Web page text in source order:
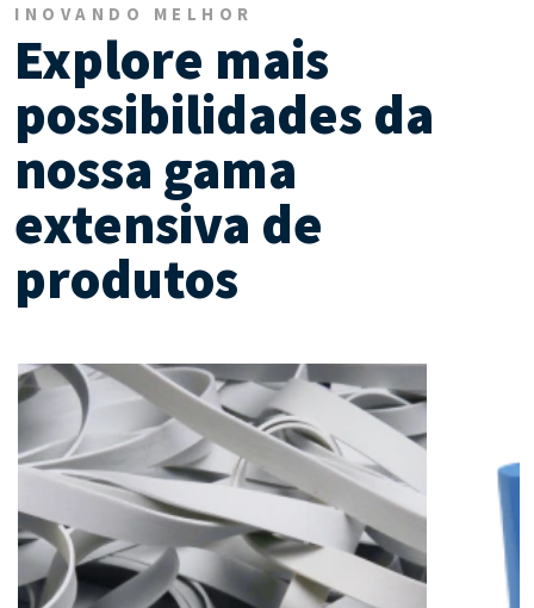
INOVANDO MELHOR
Explore mais
possibilidades da
nossa gama
extensiva de
produtos